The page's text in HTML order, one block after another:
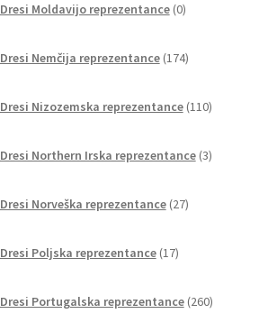
Dresi Moldavijo reprezentance 0izdelkov
Dresi Nemčija reprezentance 174izdelkov
Dresi Nizozemska reprezentance 110izdelkov
Dresi Northern Irska reprezentance 3izdelki
Dresi Norveška reprezentance 27izdelkov
Dresi Poljska reprezentance 17izdelkov
Dresi Portugalska reprezentance 260izdelkov